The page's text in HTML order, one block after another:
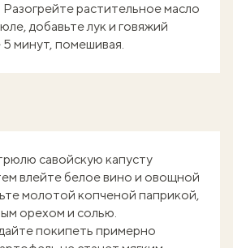
Разогрейте растительное масло
добавьте лук и говяжий
минут, помешивая.
савойскую капусту
влейте белое вино и овощной
молотой копченой паприкой,
орехом и солью.
покипеть примерно